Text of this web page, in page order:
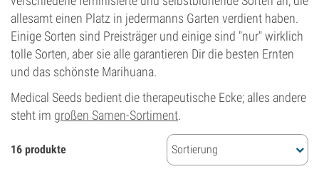
allesamt einen Platz in jedermanns Garten verdient haben.
Einige Sorten sind Preisträger und einige sind "nur" wirklich
tolle Sorten, aber sie alle garantieren Dir die besten Ernten
und das schönste Marihuana.
Medical Seeds bedient die therapeutische Ecke; alles andere
steht im großen Samen-Sortiment.
16 produkte Sortierung